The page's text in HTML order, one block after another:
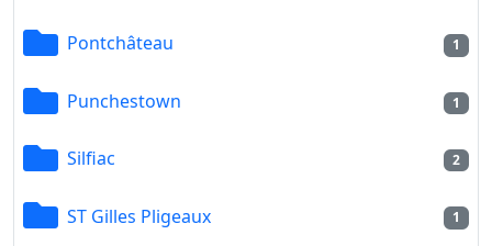
Pontchâteau 1
Punchestown 1
Silfiac 2
ST Gilles Pligeaux 1